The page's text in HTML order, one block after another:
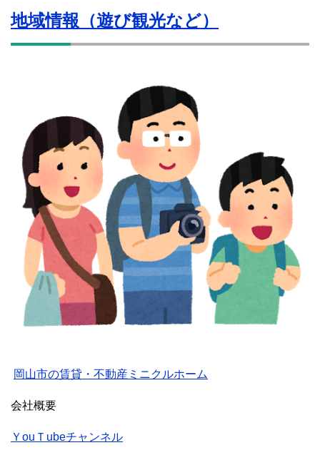
地域情報（遊び観光など）
岡山市の賃貸・不動産ミニクルホーム
会社概要
ＹouＴubeチャンネル